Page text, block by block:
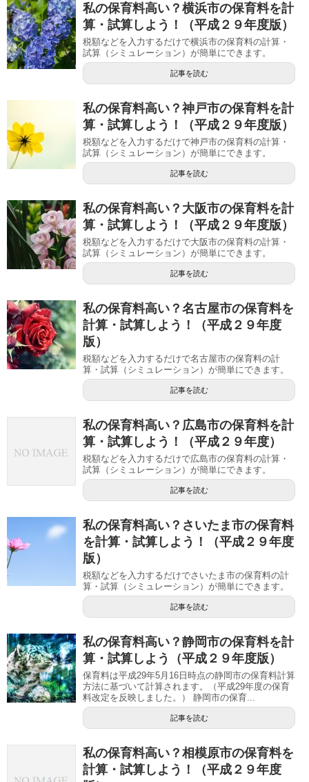
私の保育料高い？横浜市の保育料を計
算・試算しよう！（平成２９年度版）
税額などを入力するだけで横浜市の保育料の計算・
試算（シミュレーション）が簡単にできます。
記事を読む
私の保育料高い？神戸市の保育料を計
算・試算しよう！（平成２９年度版）
税額などを入力するだけで神戸市の保育料の計算・
試算（シミュレーション）が簡単にできます。
記事を読む
私の保育料高い？大阪市の保育料を計
算・試算しよう！（平成２９年度版）
税額などを入力するだけで大阪市の保育料の計算・
試算（シミュレーション）が簡単にできます。
記事を読む
私の保育料高い？名古屋市の保育料を
計算・試算しよう！（平成２９年度
版）
税額などを入力するだけで名古屋市の保育料の計
算・試算（シミュレーション）が簡単にできます。
記事を読む
私の保育料高い？広島市の保育料を計
算・試算しよう！（平成２９年度）
税額などを入力するだけで広島市の保育料の計算・
試算（シミュレーション）が簡単にできます。
記事を読む
私の保育料高い？さいたま市の保育料
を計算・試算しよう！（平成２９年度
版）
税額などを入力するだけでさいたま市の保育料の計
算・試算（シミュレーション）が簡単にできます。
記事を読む
私の保育料高い？静岡市の保育料を計
算・試算しよう（平成２９年度版）
保育料は平成29年5月16日時点の静岡市の保育料計算
方法に基づいて計算されます。（平成29年度の保育
料改定を反映しました。） 静岡市の保育...
記事を読む
私の保育料高い？相模原市の保育料を
計算・試算しよう！（平成２９年度